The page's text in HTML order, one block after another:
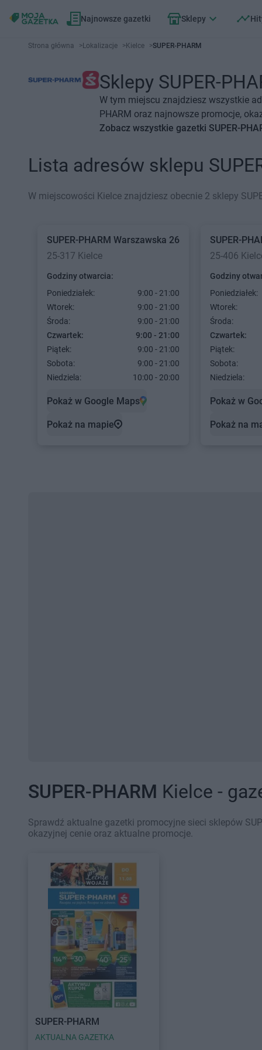
Najnowsze gazetki Sklepy
Strona główna >Lokalizacje >Kielce >SUPER-PHARM
Sklepy SUPER-
W tym miejscu znajdziesz wszystkie
PHARM oraz najnowsze promocje,
Zobacz wszystkie gazetki SUPER-
Lista adresów sklepu
W miejscowości Kielce znajdziesz obecnie 2 sklepy
SUPER-PHARM Warszawska 26
25-317 Kielce
Godziny otwarcia:
Poniedziałek:
9:00 - 21:00
Wtorek:
9:00 - 21:00
Środa:
9:00 - 21:00
Czwartek:
9:00 - 21:00
Piątek:
9:00 - 21:00
Sobota:
9:00 - 21:00
Niedziela:
10:00 - 20:00
Pokaż w Google Maps
Pokaż na mapie
SUPER-
25-406
Godziny
Poniedziałek:
Wtorek:
Środa:
Czwartek:
Piątek:
Sobota:
Niedziela:
Pokaż w
Pokaż na
SUPER-PHARM Kielce -
Sprawdź aktualne gazetki promocyjne sieci sklepów
okazyjnej cenie oraz aktualne promocje.
SUPER-PHARM
AKTUALNA GAZETKA